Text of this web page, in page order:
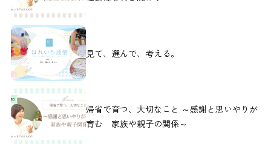
見て、選んで、考える。
帰省で育つ、大切なこと ～感謝と思いやりが
育む 家族や親子の関係～